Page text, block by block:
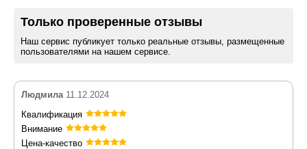
Только проверенные отзывы
Наш сервис публикует только реальные отзывы, размещенные
пользователями на нашем сервисе.
Людмила 11.12.2024
Квалификация
Внимание
Цена-качество